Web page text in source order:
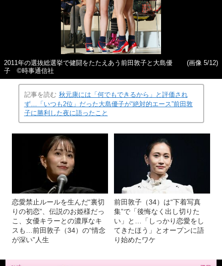
2011年の選抜総選挙で健闘をたたえあう前田敦子と大島優
子 ©時事通信社
(画像 5/12)
記事を読む 秋元康には「何でもできるから」と評価され
ず…「いつも2位」だった大島優子が“絶対的エース”前田敦
子に勝利した夜に語ったこと
恋愛禁止ルールを生んだ“裏切
りの初恋”、伝説のお姫様だっ
こ、女優キラーとの濃厚なキ
スも…前田敦子（34）の“情念
が深い”人生
前田敦子（34）は“下着写真
集”で「後悔なく出し切りた
い」と…「しっかり恋愛をし
てきたほう」とオープンに語
り始めたワケ